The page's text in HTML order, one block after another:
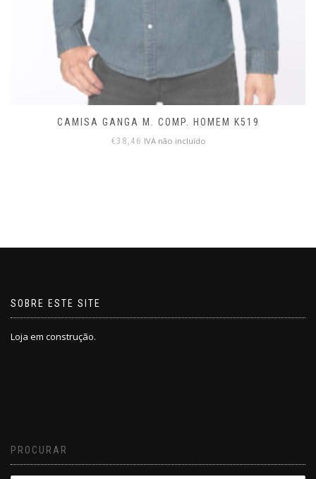
CAMISA GANGA M. COMP. HOMEM K519
€38,46 IVA não incluído
SOBRE ESTE SITE
Loja em construção.
PROCURAR